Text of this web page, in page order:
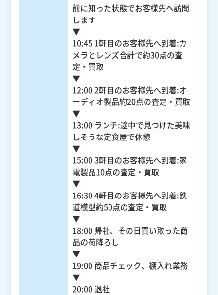
前に知った状態でお客様先へ訪問
します
▼
10:45 1軒目のお客様先へ到着:カ
メラとレンズ合計で約30点の査
定・買取
▼
12:00 2軒目のお客様先へ到着:オ
ーディオ製品約20点の査定・買取
▼
13:00 ランチ:途中で見つけた美味
しそうな定食屋で休憩
▼
15:00 3軒目のお客様先へ到着:家
電製品10点の査定・買取
▼
16:30 4軒目のお客様先へ到着:鉄
道模型約50点の査定・買取
▼
18:00 帰社、その日買い取った商
品の荷降ろし
▼
19:00 商品チェック、棚入れ業務
▼
20:00 退社